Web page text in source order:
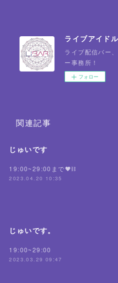
ライブアイド
ライブ配信バー
ー事務所！
フォロー
関連記事
じゅいです
19:00~29:00まで🖤⛓
2023.04.20 10:35
じゅいです。
19:00~29:00
2023.03.29 09:47